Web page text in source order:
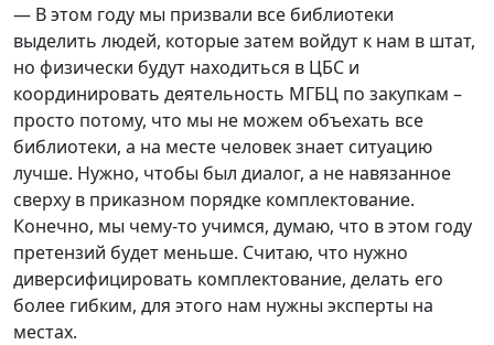
— В этом году мы призвали все библиотеки
выделить людей, которые затем войдут к нам в штат,
но физически будут находиться в ЦБС и
координировать деятельность МГБЦ по закупкам –
просто потому, что мы не можем объехать все
библиотеки, а на месте человек знает ситуацию
лучше. Нужно, чтобы был диалог, а не навязанное
сверху в приказном порядке комплектование.
Конечно, мы чему-то учимся, думаю, что в этом году
претензий будет меньше. Считаю, что нужно
диверсифицировать комплектование, делать его
более гибким, для этого нам нужны эксперты на
местах.